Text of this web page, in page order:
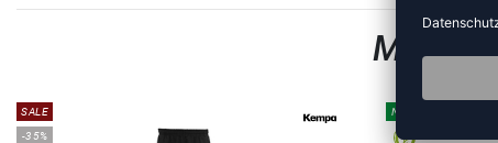
MEHR
SALE
-35%
NEW